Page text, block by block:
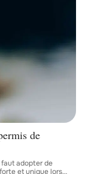
de
faut adopter de
et unique lors…